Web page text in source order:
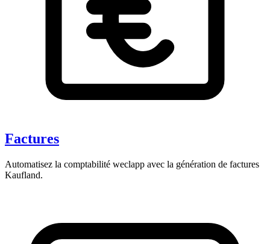
Factures
Automatisez la comptabilité weclapp avec la génération de factures
Kaufland.